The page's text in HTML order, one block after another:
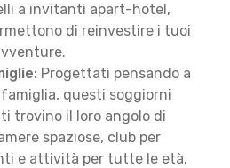
a invitanti apart-hotel,
di reinvestire i tuoi
Progettati pensando a
questi soggiorni
trovino il loro angolo di
spaziose, club per
e attività per tutte le età.